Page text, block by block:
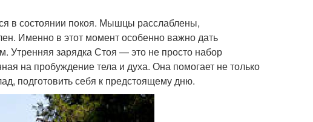
в состоянии покоя. Мышцы расслаблены,
Именно в этот момент особенно важно дать
Утренняя зарядка Стоя — это не просто набор
на пробуждение тела и духа. Она помогает не только
подготовить себя к предстоящему дню.